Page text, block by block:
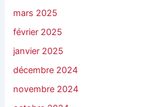
mars 2025
février 2025
janvier 2025
décembre 2024
novembre 2024